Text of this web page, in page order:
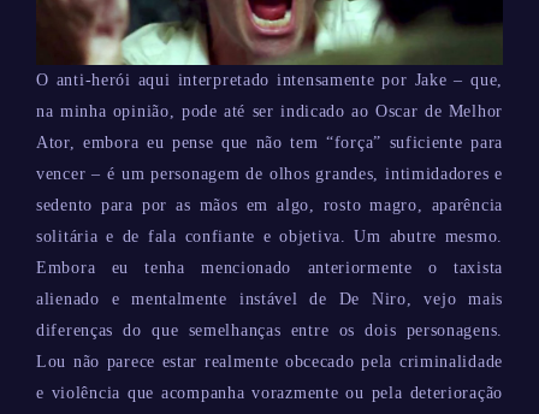
O anti-herói aqui interpretado intensamente por Jake – que,
na minha opinião, pode até ser indicado ao Oscar de Melhor
Ator, embora eu pense que não tem “força” suficiente para
vencer – é um personagem de olhos grandes, intimidadores e
sedento para por as mãos em algo, rosto magro, aparência
solitária e de fala confiante e objetiva. Um abutre mesmo.
Embora eu tenha mencionado anteriormente o taxista
alienado e mentalmente instável de De Niro, vejo mais
diferenças do que semelhanças entre os dois personagens.
Lou não parece estar realmente obcecado pela criminalidade
e violência que acompanha vorazmente ou pela deterioração